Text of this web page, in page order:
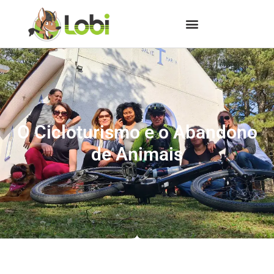
O Cicloturismo e o Abandono
de Animais